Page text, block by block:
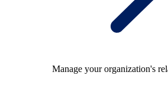
Manage your organization's